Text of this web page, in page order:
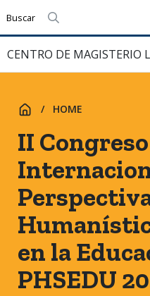
Realizar búsqueda
CENTRO DE MAGISTERIO
INICIO
HOME
II Congreso
en la
PHSEDU